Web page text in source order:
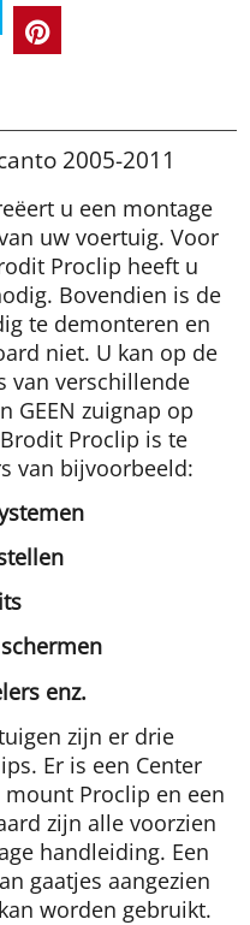
2005-2011
u een montage
uw voertuig. Voor
Proclip heeft u
Bovendien is de
te demonteren en
niet. U kan op de
van verschillende
GEEN zuignap op
Proclip is te
van bijvoorbeeld:
enz.
zijn er drie
Er is een Center
Proclip en een
zijn alle voorzien
handleiding. Een
gaatjes aangezien
worden gebruikt.